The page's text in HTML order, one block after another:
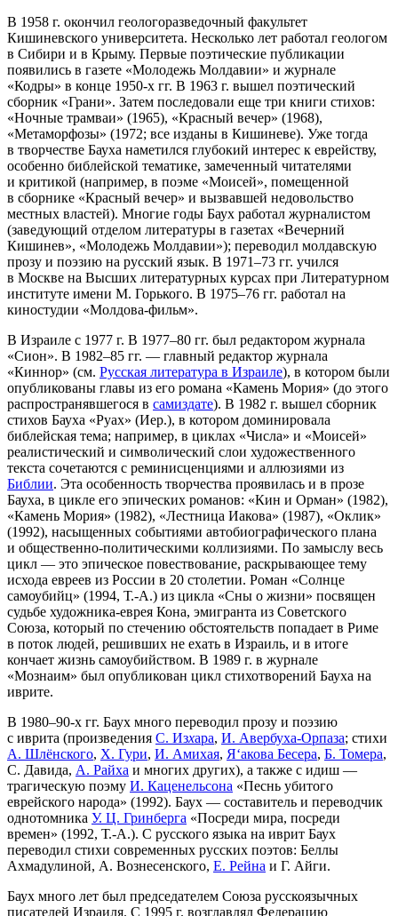
В 1958 г. окончил геологоразведочный факультет
Кишиневского университета. Несколько лет работал геологом
в Сибири и в Крыму. Первые поэтические публикации
появились в газете «Молодежь Молдавии» и журнале
«Кодры» в конце 1950-х гг. В 1963 г. вышел поэтический
сборник «Грани». Затем последовали еще три книги стихов:
«Ночные трамваи» (1965), «Красный вечер» (1968),
«Метаморфозы» (1972; все изданы в Кишиневе). Уже тогда
в творчестве Бауха наметился глубокий интерес к еврейству,
особенно библейской тематике, замеченный читателями
и критикой (например, в поэме «Моисей», помещенной
в сборнике «Красный вечер» и вызвавшей недовольство
местных властей). Многие годы Баух работал журналистом
(заведующий отделом литературы в газетах «Вечерний
Кишинев», «Молодежь Молдавии»); переводил молдавскую
прозу и поэзию на русский язык. В 1971–73 гг. учился
в Москве на Высших литературных курсах при Литературном
институте имени М. Горького. В 1975–76 гг. работал на
киностудии «Молдова-фильм».
В Израиле с 1977 г. В 1977–80 гг. был редактором журнала
«Сион». В 1982–85 гг. — главный редактор журнала
«Киннор» (см. Русская литература в Израиле), в котором были
опубликованы главы из его романа «Камень Мория» (до этого
распространявшегося в самиздате). В 1982 г. вышел сборник
стихов Бауха «Руах» (Иер.), в котором доминировала
библейская тема; например, в циклах «Числа» и «Моисей»
реалистический и символический слои художественного
текста сочетаются с реминисценциями и аллюзиями из
Библии. Эта особенность творчества проявилась и в прозе
Бауха, в цикле его эпических романов: «Кин и Орман» (1982),
«Камень Мория» (1982), «Лестница Иакова» (1987), «Оклик»
(1992), насыщенных событиями автобиографического плана
и общественно-политическими коллизиями. По замыслу весь
цикл — это эпическое повествование, раскрывающее тему
исхода евреев из России в 20 столетии. Роман «Солнце
самоубийц» (1994, Т.-А.) из цикла «Сны о жизни» посвящен
судьбе художника-еврея Кона, эмигранта из Советского
Союза, который по стечению обстоятельств попадает в Риме
в поток людей, решивших не ехать в Израиль, и в итоге
кончает жизнь самоубийством. В 1989 г. в журнале
«Мознаим» был опубликован цикл стихотворений Бауха на
иврите.
В 1980–90-х гг. Баух много переводил прозу и поэзию
с иврита (произведения С. Изхара, И. Авербуха-Орпаза; стихи
А. Шлёнского, Х. Гури, И. Амихая, Я‘акова Бесера, Б. Томера,
С. Давида, А. Райха и многих других), а также с идиш —
трагическую поэму И. Каценельсона «Песнь убитого
еврейского народа» (1992). Баух — составитель и переводчик
однотомника У. Ц. Гринберга «Посреди мира, посреди
времен» (1992, Т.-А.). С русского языка на иврит Баух
переводил стихи современных русских поэтов: Беллы
Ахмадулиной, А. Вознесенского, Е. Рейна и Г. Айги.
Баух много лет был председателем Союза русскоязычных
писателей Израиля. С 1995 г. возглавлял Федерацию